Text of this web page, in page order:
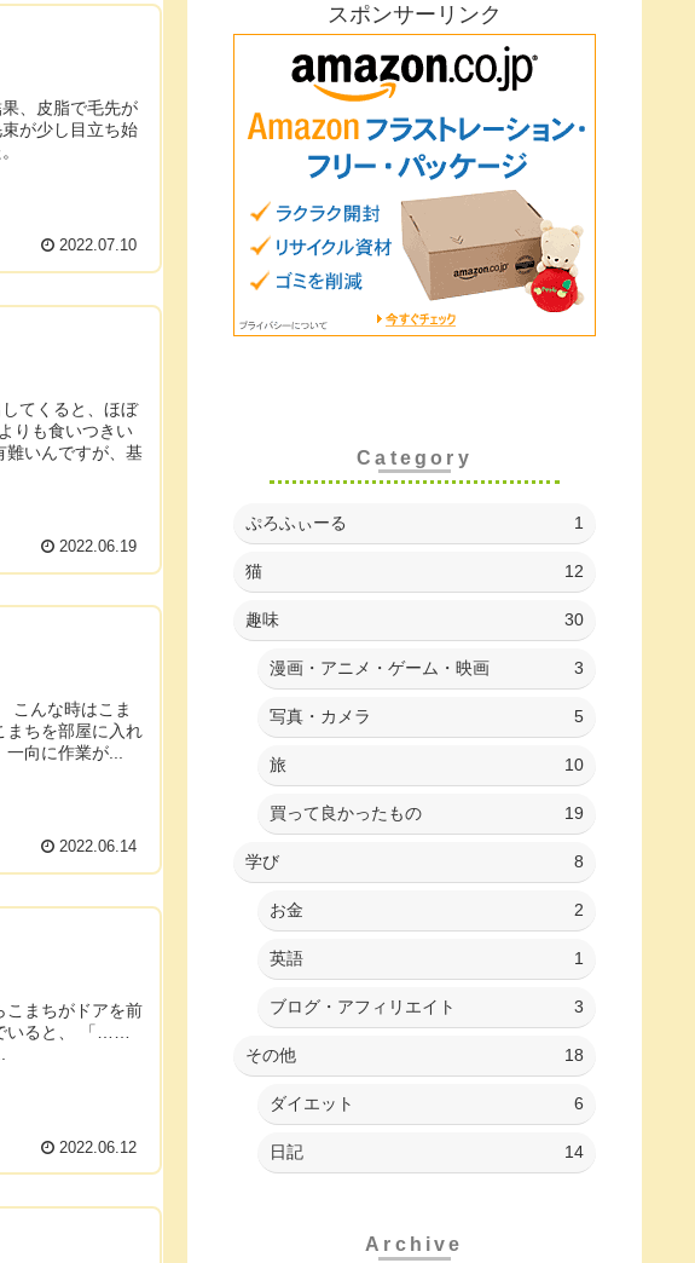
、皮脂で毛先が
が少し目立ち始
2022.07.10
てくると、ほぼ
りも食いつきい
2022.06.19
、一向に作業が...
2022.06.14
2022.06.12
スポンサーリンク
Category
ぷろふぃーる 1
猫 12
趣味 30
漫画・アニメ・ゲーム・映画 3
写真・カメラ 5
旅 10
買って良かったもの 19
学び 8
お金 2
英語 1
ブログ・アフィリエイト 3
その他 18
ダイエット 6
日記 14
Archive